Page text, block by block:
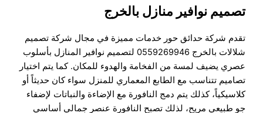
تصميم نوافير منازل بالخرج
تقدم شركة حدائق حور خدمات مميزة في مجال شركة تصميم
شلالات بالخرج 0559269946 لتصميم نوافير المنازل بأسلوب
عصري يضيف لمسة من الفخامة والهدوء للمكان. كما يتم اختيار
تصاميم تتناسب مع الطابع المعماري للمنزل سواء كان حديثاً أو
كلاسيكياً، كذلك يتم دمج النافورة مع الإضاءة والنباتات لإضفاء
جو طبيعي مريح، لذلك تصبح النافورة عنصر جمالي أساسي